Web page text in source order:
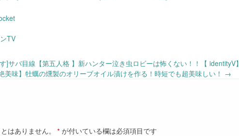
TV
]サバ目線【第五人格 】新ハンター泣き虫ロビーは怖くない！！【 identityV】
美味】牡蠣の燻製のオリーブオイル漬けを作る！時短でも超美味しい！ →
はありません。 * が付いている欄は必須項目です